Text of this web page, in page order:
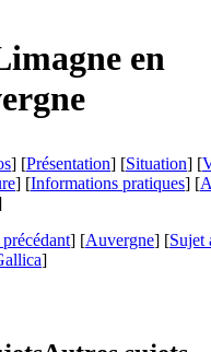
en
] [Présentation] [Situation] [
] [Informations pratiques] [
] [Auvergne] [Sujet
]